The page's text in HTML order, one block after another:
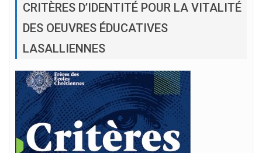
CRITÈRES D’IDENTITÉ POUR LA VITALITÉ
DES OEUVRES ÉDUCATIVES
LASALLIENNES